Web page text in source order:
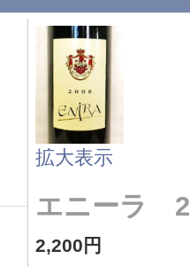
拡大表示
エニーラ
2,200円